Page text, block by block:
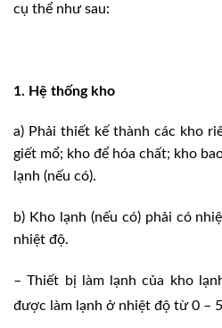
cụ thể như sau:
1. Hệ thống kho
a) Phải thiết kế thành các kho
giết mổ; kho để hóa chất; kho
lạnh (nếu có).
b) Kho lạnh (nếu có) phải có
nhiệt độ.
– Thiết bị làm lạnh của kho
được làm lạnh ở nhiệt độ từ 0 – 5